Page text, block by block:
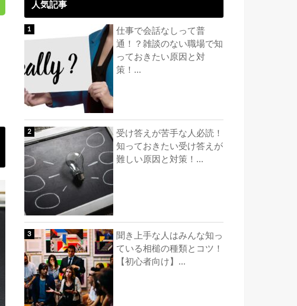
人気記事
仕事で会話なしって普
通！？雑談のない職場で知
っておきたい原因と対
策！...
受け答えが苦手な人必読！
知っておきたい受け答えが
難しい原因と対策！...
聞き上手な人はみんな知っ
ている相槌の種類とコツ！
【初心者向け】...